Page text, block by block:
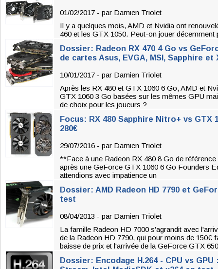
01/02/2017 - par Damien Triolet
Il y a quelques mois, AMD et Nvidia ont
460 et les GTX 1050. Peut-on jouer décemment
Dossier: Radeon RX 470 4 Go vs
de cartes Asus, EVGA, MSI, Sapphire et
10/01/2017 - par Damien Triolet
Après les RX 480 et GTX 1060 6 Go, AMD et
GTX 1060 3 Go basées sur les mêmes GPU
de choix pour les joueurs ?
Focus: RX 480 Sapphire Nitro+ vs GTX
280€
29/07/2016 - par Damien Triolet
**Face à une Radeon RX 480 8 Go de
après une GeForce GTX 1060 6 Go Founders
attendions avec impatience un
Dossier: AMD Radeon HD 7790 et
test
08/04/2013 - par Damien Triolet
La famille Radeon HD 7000 s'agrandit avec
de la Radeon HD 7790, qui pour moins de 150€
baisse de prix et l'arrivée de la GeForce GTX
Dossier: Encodage H.264 - CPU vs GPU